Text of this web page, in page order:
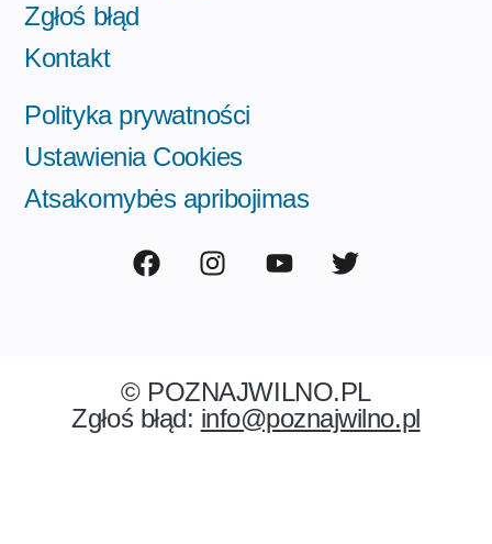
Zgłoś błąd
Kontakt
Polityka prywatności
Ustawienia Cookies
Atsakomybės apribojimas
© POZNAJWILNO.PL
Zgłoś błąd: info@poznajwilno.pl